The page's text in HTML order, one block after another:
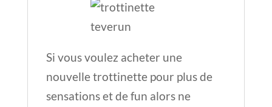
Si vous voulez acheter une
nouvelle trottinette pour plus de
sensations et de fun alors ne